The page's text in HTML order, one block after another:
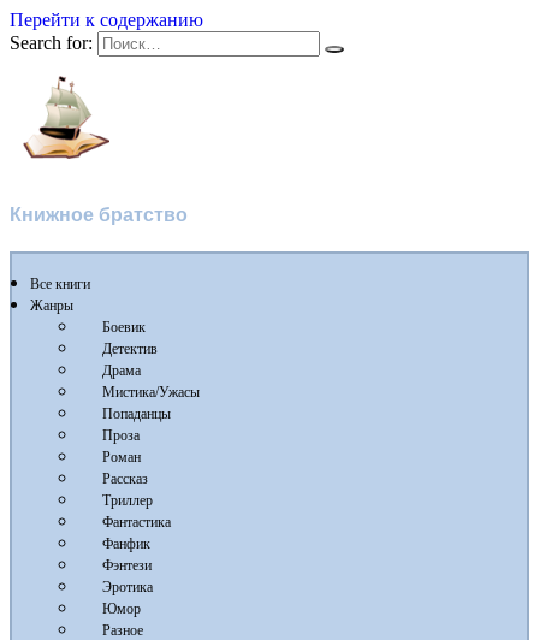
Перейти к содержанию
Search for:
Книжное братство
Все книги
Жанры
Боевик
Детектив
Драма
Мистика/Ужасы
Попаданцы
Проза
Роман
Рассказ
Триллер
Фантастика
Фанфик
Фэнтези
Эротика
Юмор
Разное